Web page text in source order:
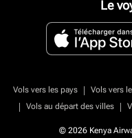
Le
Vols vers les pays | Vols vers
|
Vols au départ des villes |
© 2026 Kenya